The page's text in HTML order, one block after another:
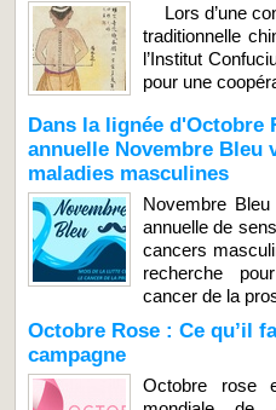
Lors d’une
traditionnelle
l’Institut
pour une
Dans la lignée d'Octobre
annuelle Novembre Bleu
maladies masculines
Novembre
annuelle de
cancers
recherche
cancer de la
Octobre Rose : Ce qu’il
campagne
Octobre rose